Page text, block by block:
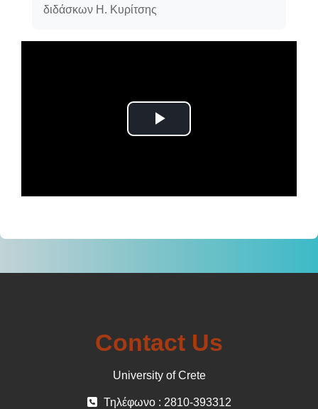
διδάσκων Η. Κυρίτσης
Αναπαραγωγή
Contact Us
University of Crete
Τηλέφωνο : 2810-393312